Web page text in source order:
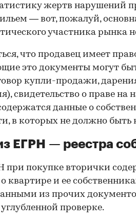
жертв нарушений
— вот, пожалуй,
участника рынка
что продавец имеет
это документы могут
купли-продажи,
свидетельство о праве на
данные о
в которых не должно быть
ЕГРН — реестра
при покупке вторички
и ее
из прочих
проверке.